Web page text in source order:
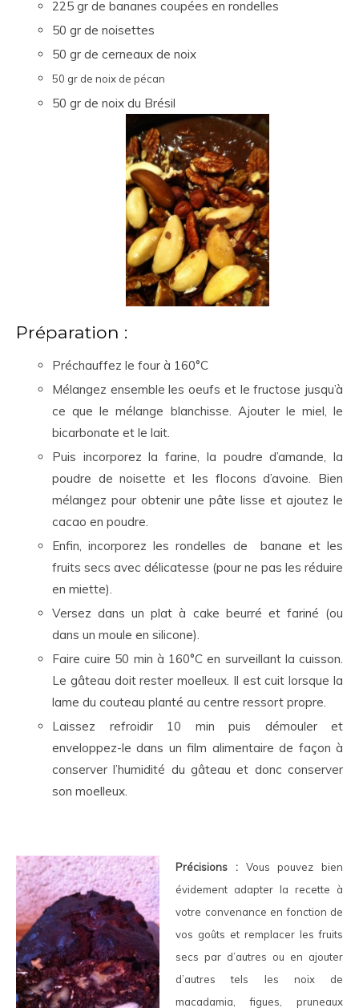
225 gr de bananes coupées en rondelles
50 gr de noisettes
50 gr de cerneaux de noix
50 gr de noix de pécan
50 gr de noix du Brésil
Préparation :
Préchauffez le four à 160°C
Mélangez ensemble les oeufs et le fructose jusqu’à
ce que le mélange blanchisse. Ajouter le miel, le
bicarbonate et le lait.
Puis incorporez la farine, la poudre d’amande, la
poudre de noisette et les flocons d’avoine. Bien
mélangez pour obtenir une pâte lisse et ajoutez le
cacao en poudre.
Enfin, incorporez les rondelles de banane et les
fruits secs avec délicatesse (pour ne pas les réduire
en miette).
Versez dans un plat à cake beurré et fariné (ou
dans un moule en silicone).
Faire cuire 50 min à 160°C en surveillant la cuisson.
Le gâteau doit rester moelleux. Il est cuit lorsque la
lame du couteau planté au centre ressort propre.
Laissez refroidir 10 min puis démouler et
enveloppez-le dans un film alimentaire de façon à
conserver l’humidité du gâteau et donc conserver
son moelleux.
Précisions :Vous pouvez bien
évidement adapter la recette à
votre convenance en fonction de
vos goûts et remplacer les fruits
secs par d’autres ou en ajouter
d’autres tels les noix de
macadamia, figues, pruneaux